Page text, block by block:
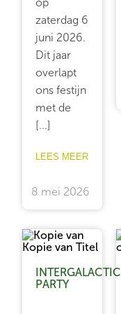
zaterdag 6
juni 2026.
Dit jaar
overlapt
ons festijn
met de
[...]
LEES MEER
8 mei 2026
INTERGALACTIC
PARTY